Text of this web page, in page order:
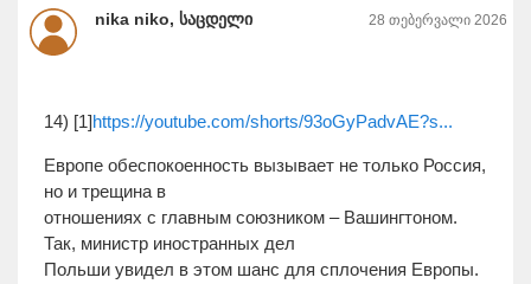
nika niko, საცდელი 28 თებერვალი 2026
14) [1]https://youtube.com/shorts/93oGyPadvAE?s...
Европе обеспокоенность вызывает не только Россия,
но и трещина в
отношениях с главным союзником – Вашингтоном.
Так, министр иностранных дел
Польши увидел в этом шанс для сплочения Европы.